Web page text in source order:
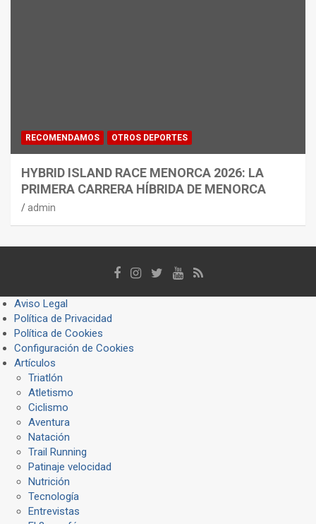
RECOMENDAMOS OTROS DEPORTES
HYBRID ISLAND RACE MENORCA 2026: LA
PRIMERA CARRERA HÍBRIDA DE MENORCA
admin
Aviso Legal
Política de Privacidad
Política de Cookies
Configuración de Cookies
Artículos
Triatlón
Atletismo
Ciclismo
Aventura
Natación
Trail Running
Patinaje velocidad
Nutrición
Tecnología
Entrevistas